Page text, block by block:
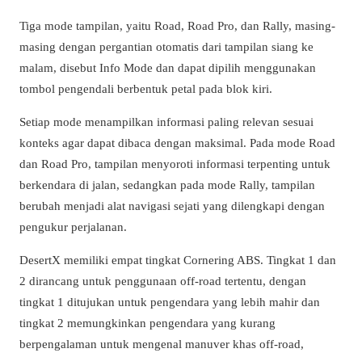
Tiga mode tampilan, yaitu Road, Road Pro, dan Rally, masing-
masing dengan pergantian otomatis dari tampilan siang ke
malam, disebut Info Mode dan dapat dipilih menggunakan
tombol pengendali berbentuk petal pada blok kiri.
Setiap mode menampilkan informasi paling relevan sesuai
konteks agar dapat dibaca dengan maksimal. Pada mode Road
dan Road Pro, tampilan menyoroti informasi terpenting untuk
berkendara di jalan, sedangkan pada mode Rally, tampilan
berubah menjadi alat navigasi sejati yang dilengkapi dengan
pengukur perjalanan.
DesertX memiliki empat tingkat Cornering ABS. Tingkat 1 dan
2 dirancang untuk penggunaan off-road tertentu, dengan
tingkat 1 ditujukan untuk pengendara yang lebih mahir dan
tingkat 2 memungkinkan pengendara yang kurang
berpengalaman untuk mengenal manuver khas off-road,